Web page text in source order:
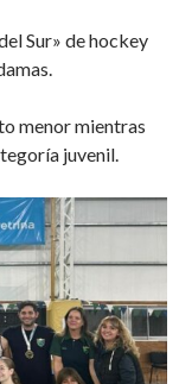
Sur» de hockey
menor mientras
juvenil.